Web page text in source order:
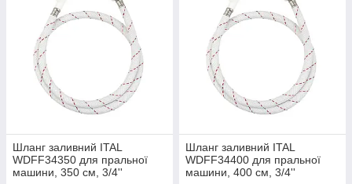
Шланг заливний ITAL
WDFF34350 для пральної
машини, 350 см, 3/4''
Шланг заливний ITAL
WDFF34400 для пральної
машини, 400 см, 3/4''